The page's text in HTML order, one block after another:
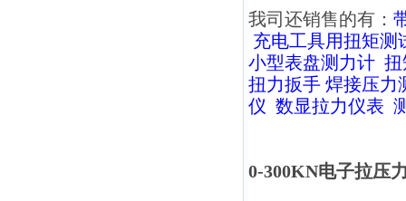
我司还销售的有：
充电工具用扭矩测
小型表盘测力计 扭
扭力扳手 焊接压力
仪 数显拉力仪表
0-300KN电子拉压